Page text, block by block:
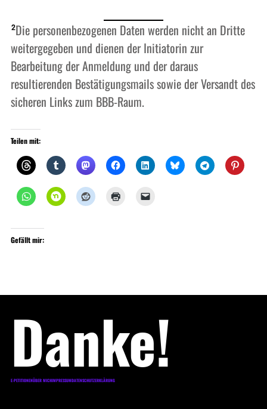
²Die personenbezogenen Daten werden nicht an Dritte
weitergegeben und dienen der Initiatorin zur
Bearbeitung der Anmeldung und der daraus
resultierenden Bestätigungsmails sowie der Versandt des
sicheren Links zum BBB-Raum.
Teilen mit:
Gefällt mir:
Danke!
E-PETITIONENÜBER MICHIMPRESSUMDATENSCHUTZERKLÄRUNG